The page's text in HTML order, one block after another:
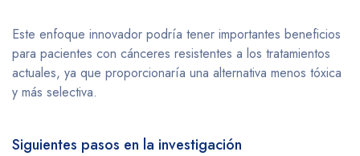
Este enfoque innovador podría tener importantes beneficios
para pacientes con cánceres resistentes a los tratamientos
actuales, ya que proporcionaría una alternativa menos tóxica
y más selectiva.
Siguientes pasos en la investigación